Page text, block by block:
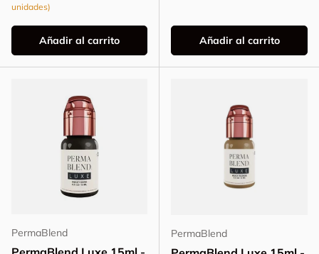
unidades)
Añadir al carrito Añadir al carrito
PermaBlend PermaBlend